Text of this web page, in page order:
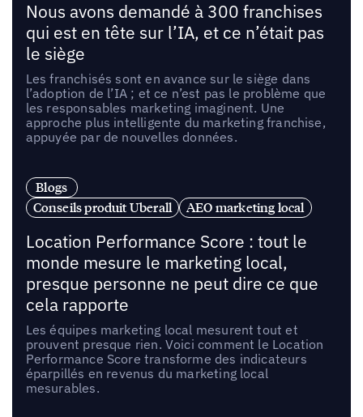
Nous avons demandé à 300 franchises
qui est en tête sur l’IA, et ce n’était pas
le siège
Les franchisés sont en avance sur le siège dans
l’adoption de l’IA ; et ce n’est pas le problème que
les responsables marketing imaginent. Une
approche plus intelligente du marketing franchise,
appuyée par de nouvelles données.
Blogs
Conseils produit Uberall
AEO marketing local
Location Performance Score : tout le
monde mesure le marketing local,
presque personne ne peut dire ce que
cela rapporte
Les équipes marketing local mesurent tout et
prouvent presque rien. Voici comment le Location
Performance Score transforme des indicateurs
éparpillés en revenus du marketing local
mesurables.